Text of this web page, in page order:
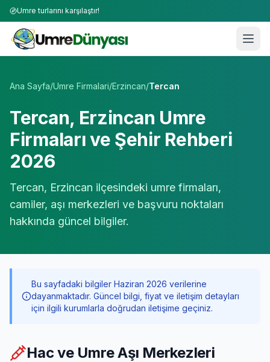
Umre turlarını karşılaştır!
Ana Sayfa/Umre Firmalari/Erzincan/Tercan
Tercan, Erzincan Umre
Firmaları ve Şehir Rehberi
2026
Tercan, Erzincan ilçesindeki umre firmaları,
camiler, aşı merkezleri ve başvuru noktaları
hakkında güncel bilgiler.
Bu sayfadaki bilgiler Haziran 2026 verilerine
dayanmaktadır. Güncel bilgi, fiyat ve iletişim detayları
için ilgili kurumlarla doğrudan iletişime geçiniz.
Hac ve Umre Aşı Merkezleri